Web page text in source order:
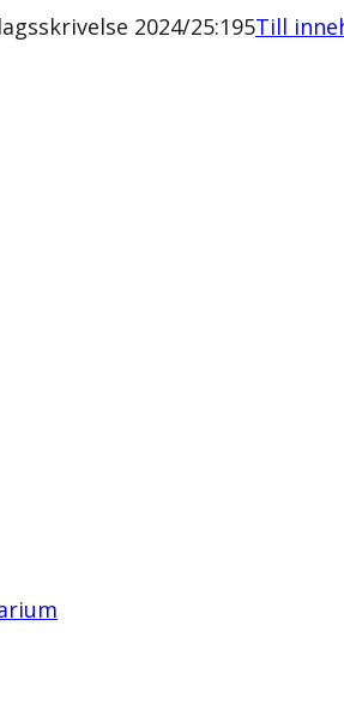
2024/25:195Till